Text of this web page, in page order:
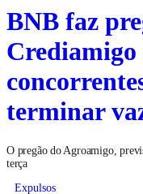
BNB faz
Crediamigo
terminar
O pregão do Agroamigo,
terça
Expulsos